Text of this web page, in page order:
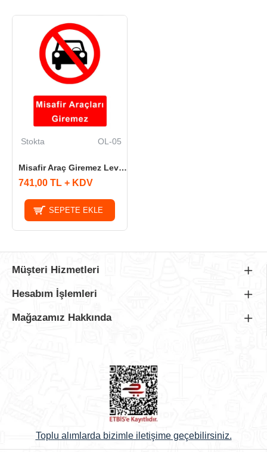
Stokta OL-05
Misafir Araç Giremez Levhası Misafir Araçlar Giremez Otopark Tabelası
741,00 TL + KDV
SEPETE EKLE
Müşteri Hizmetleri
Hesabım İşlemleri
Mağazamız Hakkında
Toplu alımlarda bizimle iletişime geçebilirsiniz.